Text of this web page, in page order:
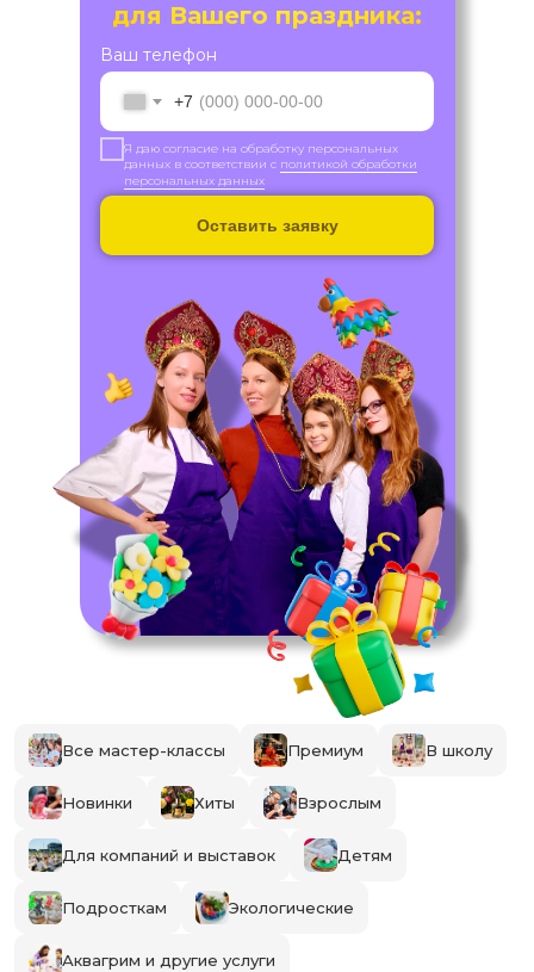
для Вашего праздника:
Ваш телефон
+7
Я даю согласие на обработку персональных
данных в соответствии с политикой обработки
персональных данных
Оставить заявку
Все мастер-классы Премиум В школу
Новинки Хиты Взрослым
Для компаний и выставок Детям
Подросткам Экологические
Аквагрим и другие услуги